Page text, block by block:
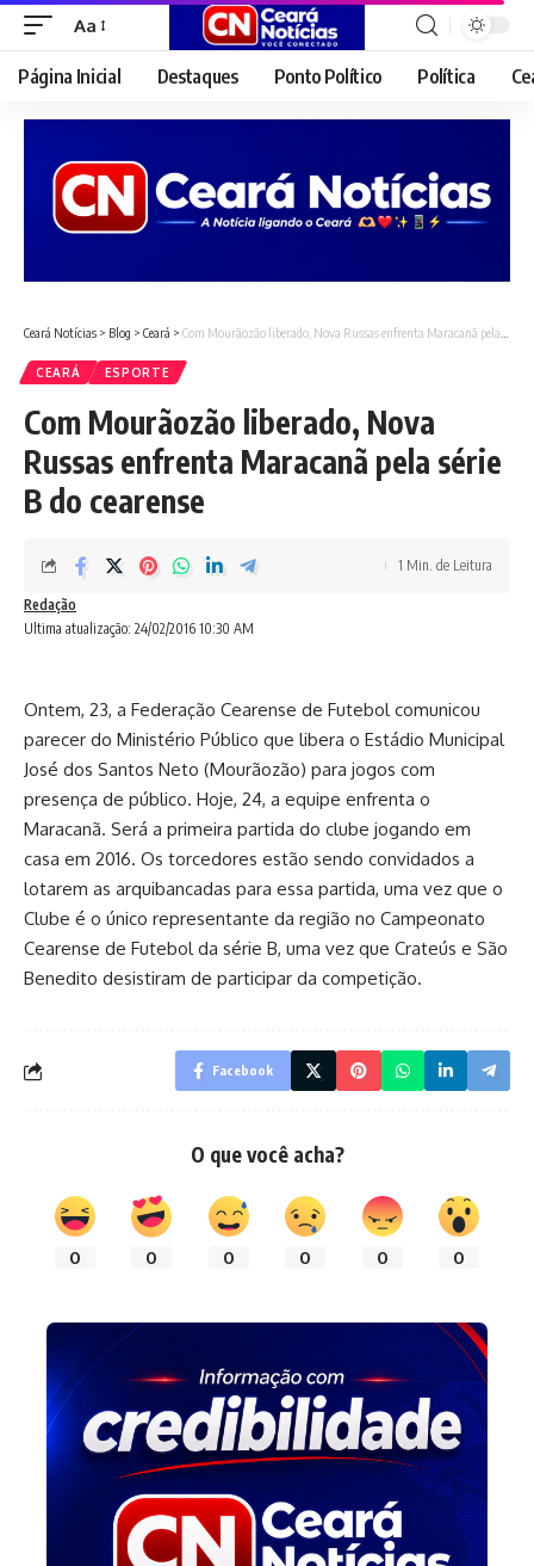
Font
Resizer
Aa
Página Inicial Destaques Ponto Político Política
Ceará Notícias > Blog > Ceará > Com Mourãozão liberado, Nova Russas enfrenta Maracanã pela série B do cearense
CEARÁ ESPORTE
Com Mourãozão liberado, Nova
Russas enfrenta Maracanã pela série
B do cearense
Ultima atualização: 24/02/2016 10:30 AM
Redação
1 Min. de Leitura
Ontem, 23, a Federação Cearense de Futebol comunicou
parecer do Ministério Público que libera o Estádio Municipal
José dos Santos Neto (Mourãozão) para jogos com
presença de público. Hoje, 24, a equipe enfrenta o
Maracanã. Será a primeira partida do clube jogando em
casa em 2016. Os torcedores estão sendo convidados a
lotarem as arquibancadas para essa partida, uma vez que o
Clube é o único representante da região no Campeonato
Cearense de Futebol da série B, uma vez que Crateús e São
Benedito desistiram de participar da competição.
Facebook
O que você acha?
0 0 0 0 0 0